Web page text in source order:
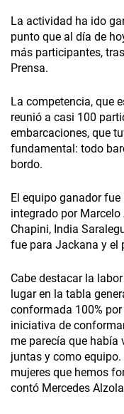
La actividad ha ido
punto que al día de
más participantes,
Prensa.
La competencia, que
reunió a casi 100
embarcaciones, que
fundamental: todo
bordo.
El equipo ganador fue
integrado por
Chapini, India
fue para Jackana y el
Cabe destacar la
lugar en la tabla
conformada 100% por
iniciativa de
me parecía que había
juntas y como
mujeres que hemos
contó Mercedes